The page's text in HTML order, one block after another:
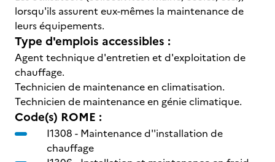
lorsqu'ils assurent eux-mêmes la maintenance de
leurs équipements.
Type d'emplois accessibles :
Agent technique d'entretien et d'exploitation de
chauffage.
Technicien de maintenance en climatisation.
Technicien de maintenance en génie climatique.
Code(s) ROME :
I1308 - Maintenance d''installation de
chauffage